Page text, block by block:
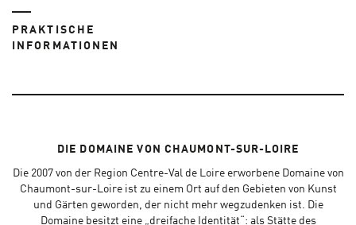
PRAKTISCHE
INFORMATIONEN
DIE DOMAINE VON CHAUMONT-SUR-LOIRE
Die 2007 von der Region Centre-Val de Loire erworbene Domaine von
Chaumont-sur-Loire ist zu einem Ort auf den Gebieten von Kunst
und Gärten geworden, der nicht mehr wegzudenken ist. Die
Domaine besitzt eine „dreifache Identität“: als Stätte des